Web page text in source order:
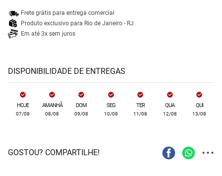
Frete grátis para entrega comercial
Produto exclusivo para Rio de Janeiro - RJ
Em até 3x sem juros
DISPONIBILIDADE DE ENTREGAS
HOJE
07/08
AMANHÃ
08/08
DOM
09/08
SEG
10/08
TER
11/08
QUA
12/08
QUI
13/08
GOSTOU? COMPARTILHE! ...